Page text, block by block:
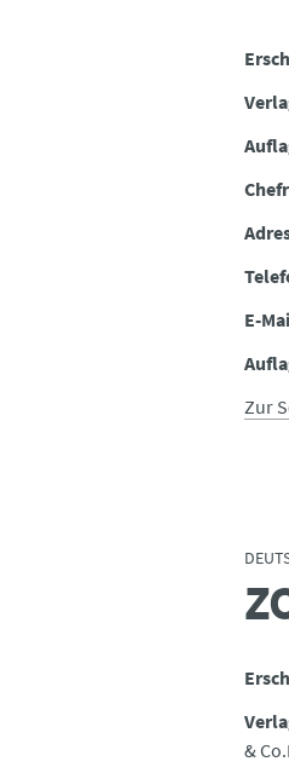
E-
Zur
:
&